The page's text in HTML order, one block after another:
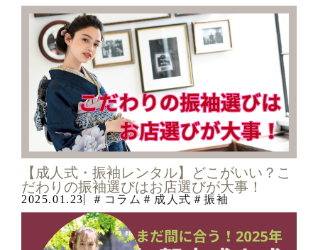
【成人式・振袖レンタル】どこがいい？こ
だわりの振袖選びはお店選びが大事！
2025.01.23 ＃コラム ＃成人式 ＃振袖